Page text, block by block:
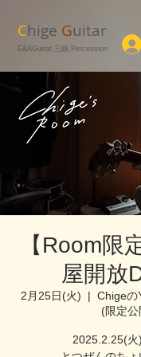
Chige Guitar
E&AGuitar,三線,Percussion
【Room限
屋開放
2月25日(火)
  |
Chigeの
(限定公
2025.2.25(